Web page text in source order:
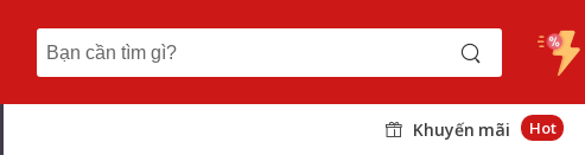
Khuyến mãi Hot